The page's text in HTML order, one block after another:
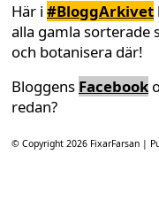
Här i #BloggArkivet
alla gamla sorterade
och botanisera där!
Bloggens Facebook
redan?
© Copyright 2026 FixarFarsan |